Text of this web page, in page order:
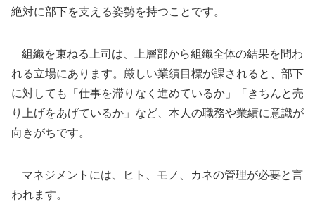
絶対に部下を支える姿勢を持つことです。
組織を束ねる上司は、上層部から組織全体の結果を問わ
れる立場にあります。厳しい業績目標が課されると、部下
に対しても「仕事を滞りなく進めているか」「きちんと売
り上げをあげているか」など、本人の職務や業績に意識が
向きがちです。
マネジメントには、ヒト、モノ、カネの管理が必要と言
われます。